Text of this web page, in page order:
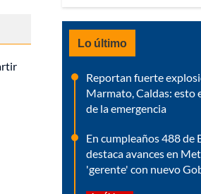
Lo último
Reportan fuerte
Marmato, Caldas: esto
de la emergencia
En cumpleaños 488 de
destaca avances en
'gerente' con nuevo